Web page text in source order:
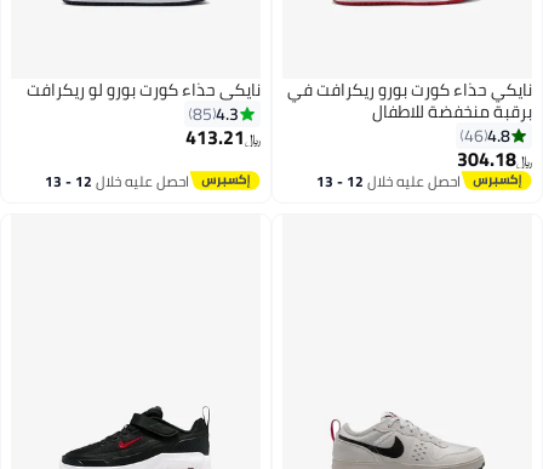
9
نايكي حذاء كورت بورو ريكرافت في
برقبة منخفضة للاطفال
4.8
46
﷼‏304.18
احصل عليه خلال 12 - 13
9
نايكي حذاء كورت بورو لو ريكرافت
4.3
85
﷼‏413.21
احصل عليه خلال 12 - 13